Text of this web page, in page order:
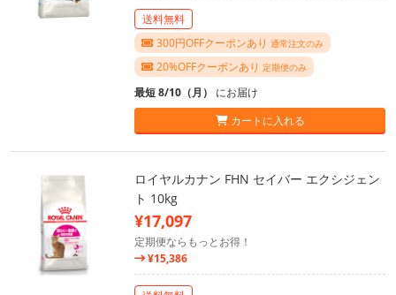
送料無料
300円OFFクーポンあり 通常注文のみ
20%OFFクーポンあり 定期便のみ
最短 8/10（月） にお届け
カートに入れる
ロイヤルカナン FHN セイバー エクシジェン
ト 10kg
¥17,097
定期便ならもっとお得！
¥15,386